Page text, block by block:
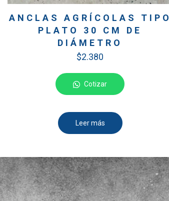
ANCLAS AGRÍCOLAS TIPO
PLATO 30 CM DE
DIÁMETRO
$2.380
Cotizar
Leer más